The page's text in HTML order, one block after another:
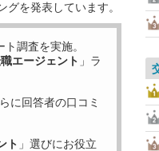
を発表しています。
ト調査を実施。
エージェント 」ラ
に回答者の口コミ
ト 」選びにお役立